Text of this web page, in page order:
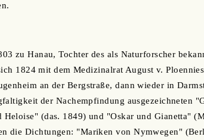
zu Hanau, Tochter des als Naturforscher
1824 mit dem Medizinalrat August v.
an der Bergstraße, dann wieder in
der Nachempfindung ausgezeichneten
(das. 1849) und "Oskar und Gianetta"
die Dichtungen: "Mariken von Nymwegen"